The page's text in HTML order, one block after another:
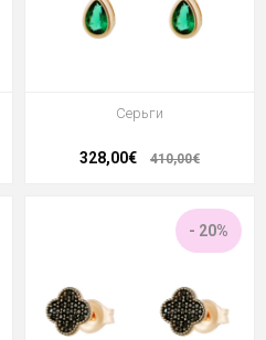
Серьги
328,00€ 410,00€
- 20%